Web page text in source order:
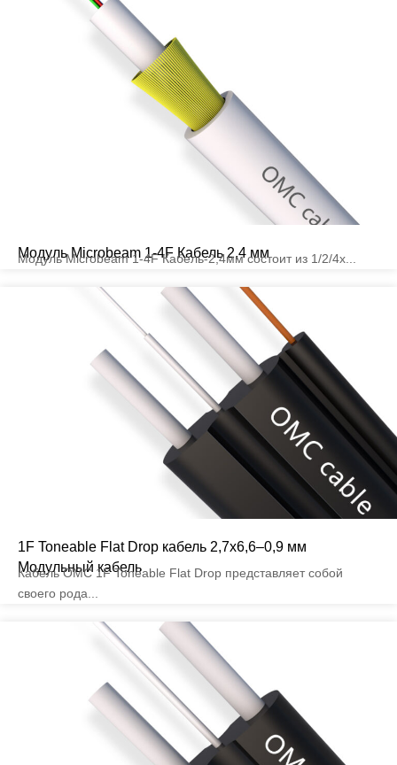
Модуль Microbeam 1-4F Кабель 2,4 мм
Модуль Microbeam 1-4F Кабель-2,4мм состоит из 1/2/4x...
1F Toneable Flat Drop кабель 2,7x6,6–0,9 мм
Модульный кабель
Кабель OMC 1F Toneable Flat Drop представляет собой
своего рода...